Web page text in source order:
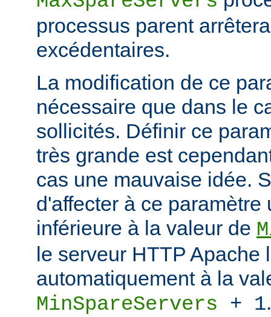
processus parent
excédentaires.
La modification de ce
nécessaire que dans le
sollicités. Définir ce
très grande est
cas une mauvaise idée.
d'affecter à ce
inférieure à la valeur de
le serveur HTTP Apache
automatiquement à la
MinSpareServers + 1.